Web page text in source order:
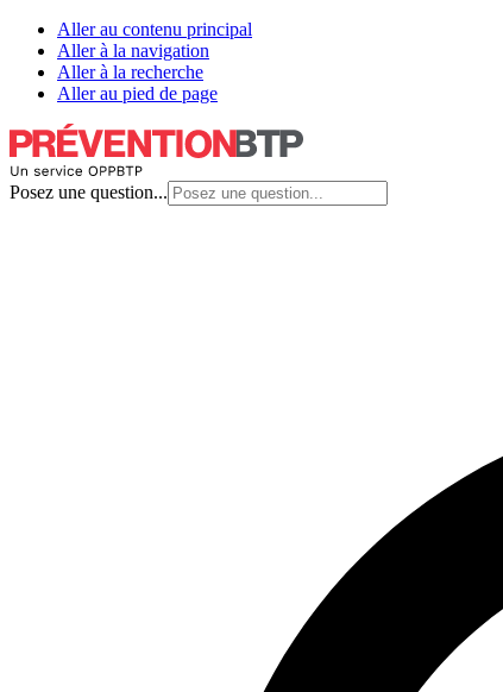
Aller au contenu principal
Aller à la navigation
Aller à la recherche
Aller au pied de page
Posez une question...